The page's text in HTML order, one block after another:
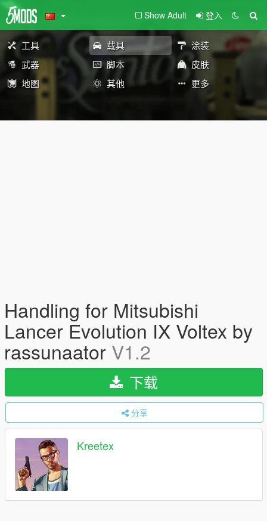
Show Adult 登入
工具 载具
涂装
武器
脚本
皮肤
地图
其他 更多
Handling for Mitsubishi
Lancer Evolution IX Voltex by
rassunaator V1.2
下载
分享
Kreetex